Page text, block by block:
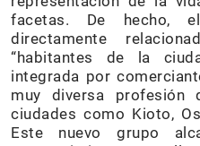
facetas. De hecho,
directamente
“habitantes de la
integrada por
muy diversa profesión
ciudades como Kioto,
Este nuevo grupo